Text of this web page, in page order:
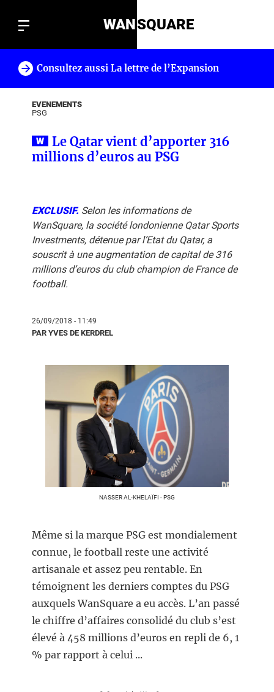
WANSQUARE
Consultez aussi La lettre de l’Expansion
EVENEMENTS
PSG
Le Qatar vient d’apporter 316
millions d’euros au PSG
EXCLUSIF. Selon les informations de
WanSquare, la société londonienne Qatar Sports
Investments, détenue par l’Etat du Qatar, a
souscrit à une augmentation de capital de 316
millions d’euros du club champion de France de
football.
26/09/2018 - 11:49
PAR YVES DE KERDREL
NASSER AL-KHELAÏFI - PSG
Même si la marque PSG est mondialement
connue, le football reste une activité
artisanale et assez peu rentable. En
témoignent les derniers comptes du PSG
auxquels WanSquare a eu accès. L’an passé
le chiffre d’affaires consolidé du club s’est
élevé à 458 millions d’euros en repli de 6, 1
% par rapport à celui ...